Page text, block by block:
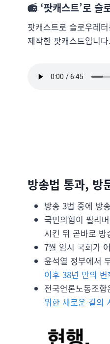
📻 ‘팟캐스트’로 슬
팟캐스트로 슬로우레
제작한 팟캐스트입니다.
방송법 통과, 방
방송 3법 중에 방
국민의힘이 필리
시킨 뒤 곧바로 방
7월 임시 국회가
윤석열 정부에서
이후 38년 만의 변
전국언론노동조합
위한 새로운 길의